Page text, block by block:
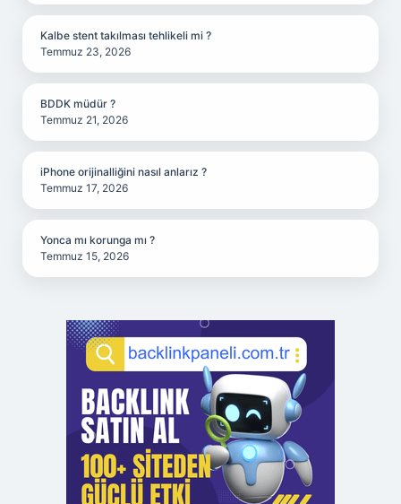
Kalbe stent takılması tehlikeli mi ?
Temmuz 23, 2026
BDDK müdür ?
Temmuz 21, 2026
iPhone orijinalliğini nasıl anlarız ?
Temmuz 17, 2026
Yonca mı korunga mı ?
Temmuz 15, 2026